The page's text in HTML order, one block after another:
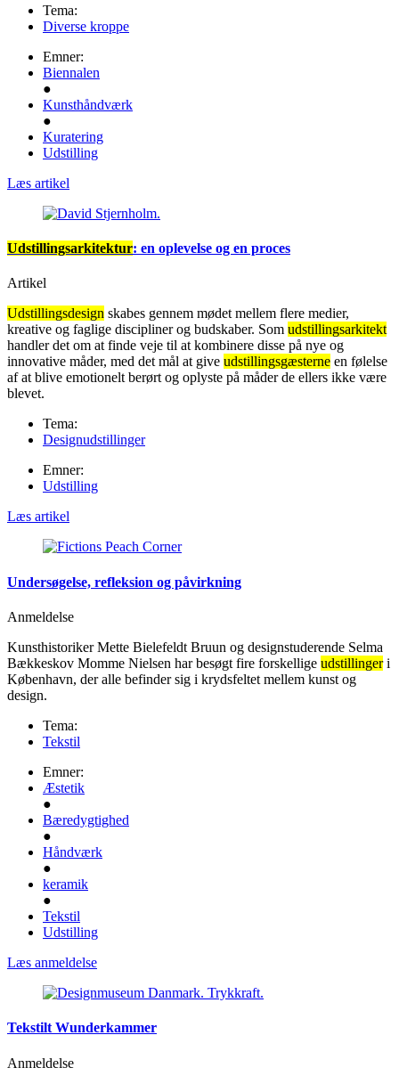
Tema:
Diverse kroppe
Emner:
Biennalen
●
Kunsthåndværk
●
Kuratering
Udstilling
Læs artikel
Udstillingsarkitektur: en oplevelse og en proces
Artikel
Udstillingsdesign skabes gennem mødet mellem flere medier,
kreative og faglige discipliner og budskaber. Som udstillingsarkitekt
handler det om at finde veje til at kombinere disse på nye og
innovative måder, med det mål at give udstillingsgæsterne en følelse
af at blive emotionelt berørt og oplyste på måder de ellers ikke være
blevet.
Tema:
Designudstillinger
Emner:
Udstilling
Læs artikel
Undersøgelse, refleksion og påvirkning
Anmeldelse
Kunsthistoriker Mette Bielefeldt Bruun og designstuderende Selma
Bækkeskov Momme Nielsen har besøgt fire forskellige udstillingeri
København, der alle befinder sig i krydsfeltet mellem kunst og
design.
Tema:
Tekstil
Emner:
Æstetik
●
Bæredygtighed
●
Håndværk
●
keramik
●
Tekstil
Udstilling
Læs anmeldelse
Tekstilt Wunderkammer
Anmeldelse